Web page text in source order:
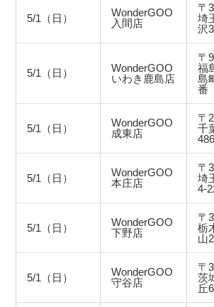
5/1（日）
WonderGOO
入間店
〒
埼
沢
5/1（日）
WonderGOO
いわき鹿島店
〒
福
島
番
5/1（日）
WonderGOO
成東店
〒
千
5/1（日）
WonderGOO
本庄店
〒
埼
4-
5/1（日）
WonderGOO
下野店
〒
栃
山
5/1（日）
WonderGOO
守谷店
〒
茨
丘